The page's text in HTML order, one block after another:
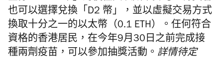
也可以選擇兌換「D2 幣」，並以虛擬交易方式
換取十分之一的以太幣（0.1 ETH）。任何符合
資格的香港居民，在今年9月30日之前完成接
種兩劑疫苗，可以參加抽獎活動。 詳情待定